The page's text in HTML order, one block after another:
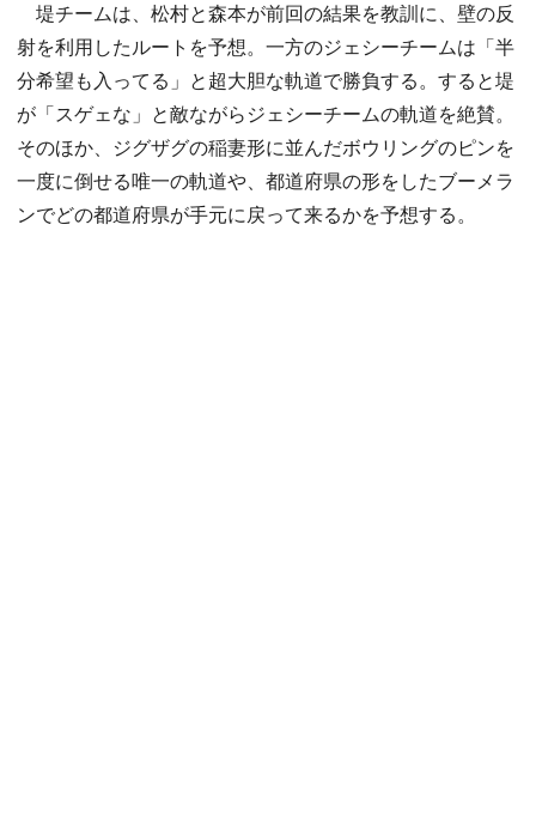
堤チームは、松村と森本が前回の結果を教訓に、壁の反
射を利用したルートを予想。一方のジェシーチームは「半
分希望も入ってる」と超大胆な軌道で勝負する。すると堤
が「スゲェな」と敵ながらジェシーチームの軌道を絶賛。
そのほか、ジグザグの稲妻形に並んだボウリングのピンを
一度に倒せる唯一の軌道や、都道府県の形をしたブーメラ
ンでどの都道府県が手元に戻って来るかを予想する。